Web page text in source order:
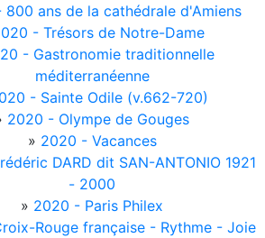
800 ans de la cathédrale d'Amiens
- Trésors de Notre-Dame
- Gastronomie traditionnelle
méditerranéenne
- Sainte Odile (v.662-720)
2020 - Olympe de Gouges
» 2020 - Vacances
DARD dit SAN-ANTONIO 1921
- 2000
» 2020 - Paris Philex
Rouge française - Rythme - Joie